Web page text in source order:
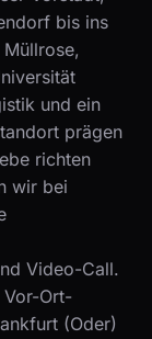
bis ins
und ein
prägen
richten
wir bei
Video-Call.
Vor-Ort-
(Oder)